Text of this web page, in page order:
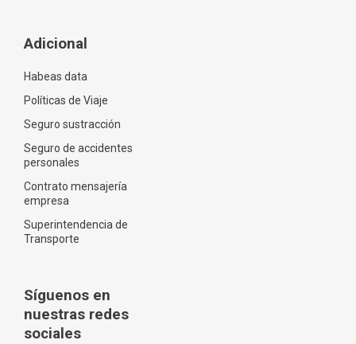
Adicional
Habeas data
Políticas de Viaje
Seguro sustracción
Seguro de accidentes
personales
Contrato mensajería
empresa
Superintendencia de
Transporte
Síguenos en
nuestras redes
sociales